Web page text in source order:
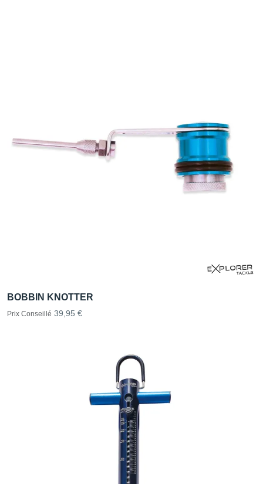
BOBBIN KNOTTER
Prix Conseillé 39,95 €